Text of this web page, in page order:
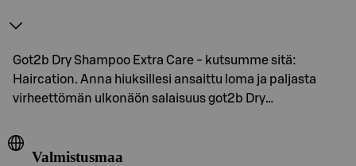
Got2b Dry Shampoo Extra Care - kutsumme sitä:
Haircation. Anna hiuksillesi ansaittu loma ja paljasta
virheettömän ulkonäön salaisuus got2b Dry…
Valmistusmaa